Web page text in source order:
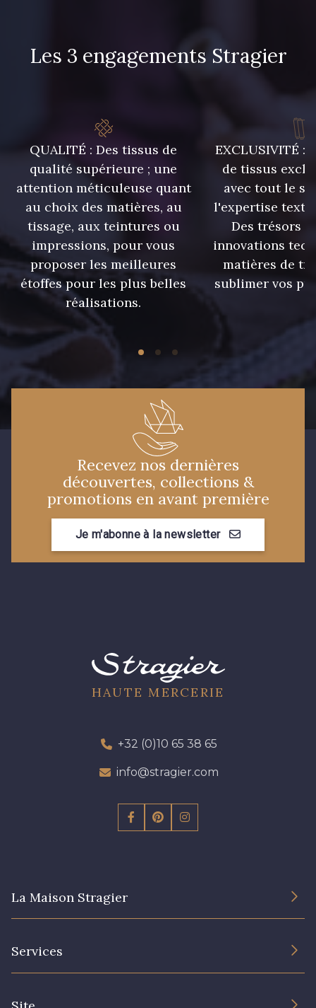
Les 3 engagements Stragier
QUALITÉ : Des tissus de
qualité supérieure ; une
attention méticuleuse quant
au choix des matières, au
tissage, aux teintures ou
impressions, pour vous
proposer les meilleures
étoffes pour les plus belles
réalisations.
EXCLUSIVITÉ :
de tissus
avec tout le
l'expertise
Des trésors
innovations
matières de
sublimer vos
Recevez nos dernières
découvertes, collections &
promotions en avant première
Je m'abonne à la newsletter
HAUTE MERCERIE
+32 (0)10 65 38 65
info@stragier.com
La Maison Stragier
Services